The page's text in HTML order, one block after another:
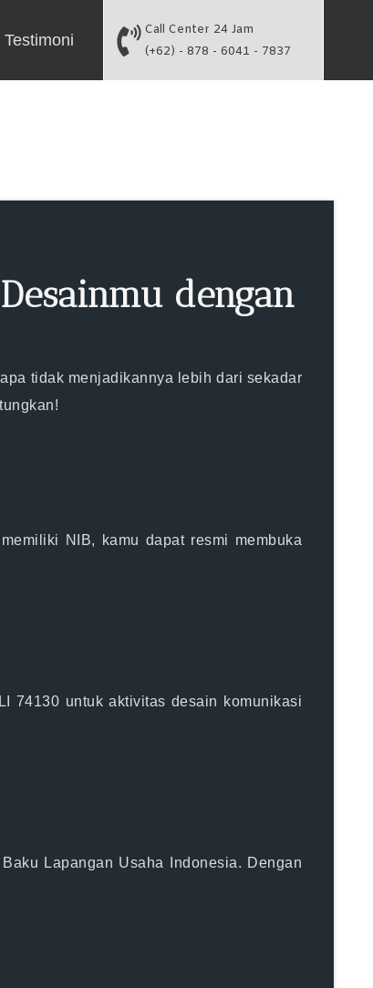
Testimoni
Call Center 24 Jam
(+62) - 878 - 6041 - 7837
dengan
tidak menjadikannya lebih dari sekadar
NIB, kamu dapat resmi membuka
74130 untuk aktivitas desain komunikasi
Lapangan Usaha Indonesia. Dengan